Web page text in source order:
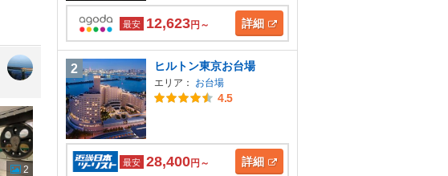
2
最安 12,623円～ 詳細
2 ヒルトン東京お台場
エリア： お台場
4.5
最安 28,400円～ 詳細